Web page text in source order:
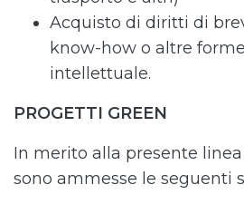
Acquisto di diritti di
know-how o altre
intellettuale.
PROGETTI GREEN
In merito alla presente
sono ammesse le seguenti